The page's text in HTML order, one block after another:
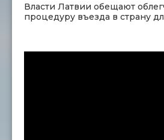
Власти Латвии обещают
процедуру въезда в страну